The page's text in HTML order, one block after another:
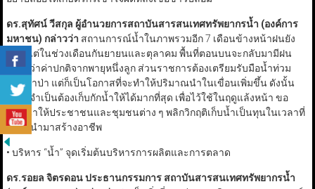
ดร.สุทัศน์ วีสกุล ผู้อำนวยการสถาบันสารสนเทศทรัพยากรน้ำ (องค์การ
มหาชน) กล่าวว่า สถานการณ์น้ำในภาพรวมอีก 7 เดือนข้างหน้าฝนยัง
น้อย แต่ในช่วงเดือนกันยายนและตุลาคม พื้นที่ตอนบนจะกลับมามีฝน
มากกว่าค่าปกติจากพายุหนึ่งลูก ส่วนราชการต้องเตรียมรับมือน้ำท่วม
และน้ำป่า แต่ก็เป็นโอกาสที่จะทำให้ปริมาณนำในเขื่อนเพิ่มขึ้น ดังนั้น
เขื่อนจำเป็นต้องเก็บกักน้ำให้ได้มากที่สุด เพื่อไว้ใช้ในฤดูแล้งหน้า ขอ
แนะนำให้ประชาชนและชุมชนต่าง ๆ พลิกวิกฤติเก็บน้ำเป็นทุนในเวลาที่
เหลือ นำมาสร้างอาชีพ
• บริหาร “น้ำ” จุดเริ่มต้นบริหารการผลิตและการตลาด
ดร.รอยล จิตรดอน ประธานกรรมการ สถาบันสารสนเทศทรัพยากรน้ำ